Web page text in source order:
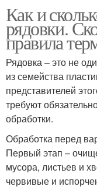
Как и
рядовки.
правила
Рядовка – это не
из семейства
представителей
требуют
обработки.
Обработка перед
Первый этап –
мусора, листьев и
червивые и